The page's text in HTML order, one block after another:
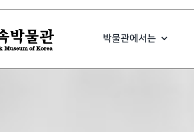
박물관에서는